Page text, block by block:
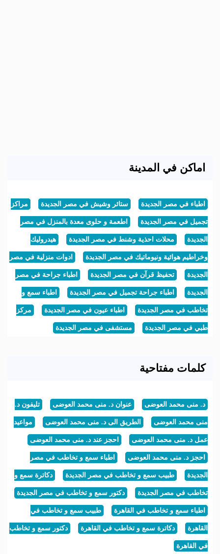
اماكن في المدينة
اطباء في مصر الجديدة ستائر وشيش في مصر الجديدة مراكز
تجميل في مصر الجديدة اطعمة و حلوى معدة بالمنزل في مصر
الجديدة محلات احذية وشنط في مصر الجديدة هيدروليك
وخراطيم هوائية ونيوماتيك في مصر الجديدة ادوات منزلية في مصر
الجديدة تحفيظ قرآن في مصر الجديدة اطباء جراحة في مصر
الجديدة اطباء جراحة تجميل في مصر الجديدة اطباء سمع و
تخاطب في مصر الجديدة اطباء عيون في مصر الجديدة مركز
طبي في مصر الجديدة مستشفى في مصر الجديدة
كلمات مفتاحية
د. منى محمد العوضى عنوان د. منى محمد العوضى تليفون د.
منى محمد العوضى الطريق الى د. منى محمد العوضى مواعيد
عمل د. منى محمد العوضى احجز عند د. منى محمد العوضى
احجز د. منى محمد العوضى اطباء سمع و تخاطب في مصر
الجديدة طبيب سمع و تخاطب في مصر الجديدة دكاترة سمع و
تخاطب في مصر الجديدة دكتور سمع و تخاطب في مصر الجديدة
اطباء سمع و تخاطب في القاهرة طبيب سمع و تخاطب في
القاهرة دكاترة سمع و تخاطب في القاهرة دكتور سمع و تخاطب
في القاهرة